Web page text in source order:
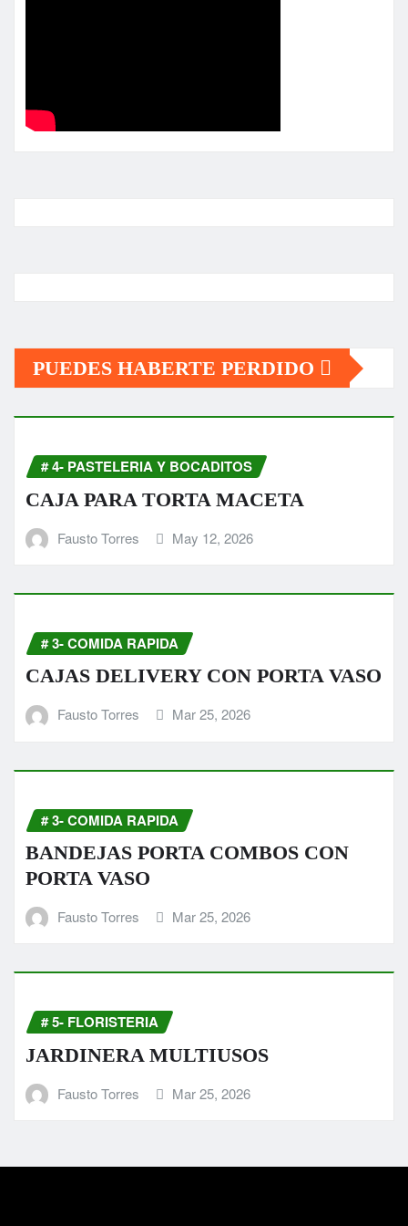
PUEDES HABERTE PERDIDO
# 4- PASTELERIA Y BOCADITOS
CAJA PARA TORTA MACETA
Fausto Torres May 12, 2026
# 3- COMIDA RAPIDA
CAJAS DELIVERY CON PORTA VASO
Fausto Torres Mar 25, 2026
# 3- COMIDA RAPIDA
BANDEJAS PORTA COMBOS CON
PORTA VASO
Fausto Torres Mar 25, 2026
# 5- FLORISTERIA
JARDINERA MULTIUSOS
Fausto Torres Mar 25, 2026